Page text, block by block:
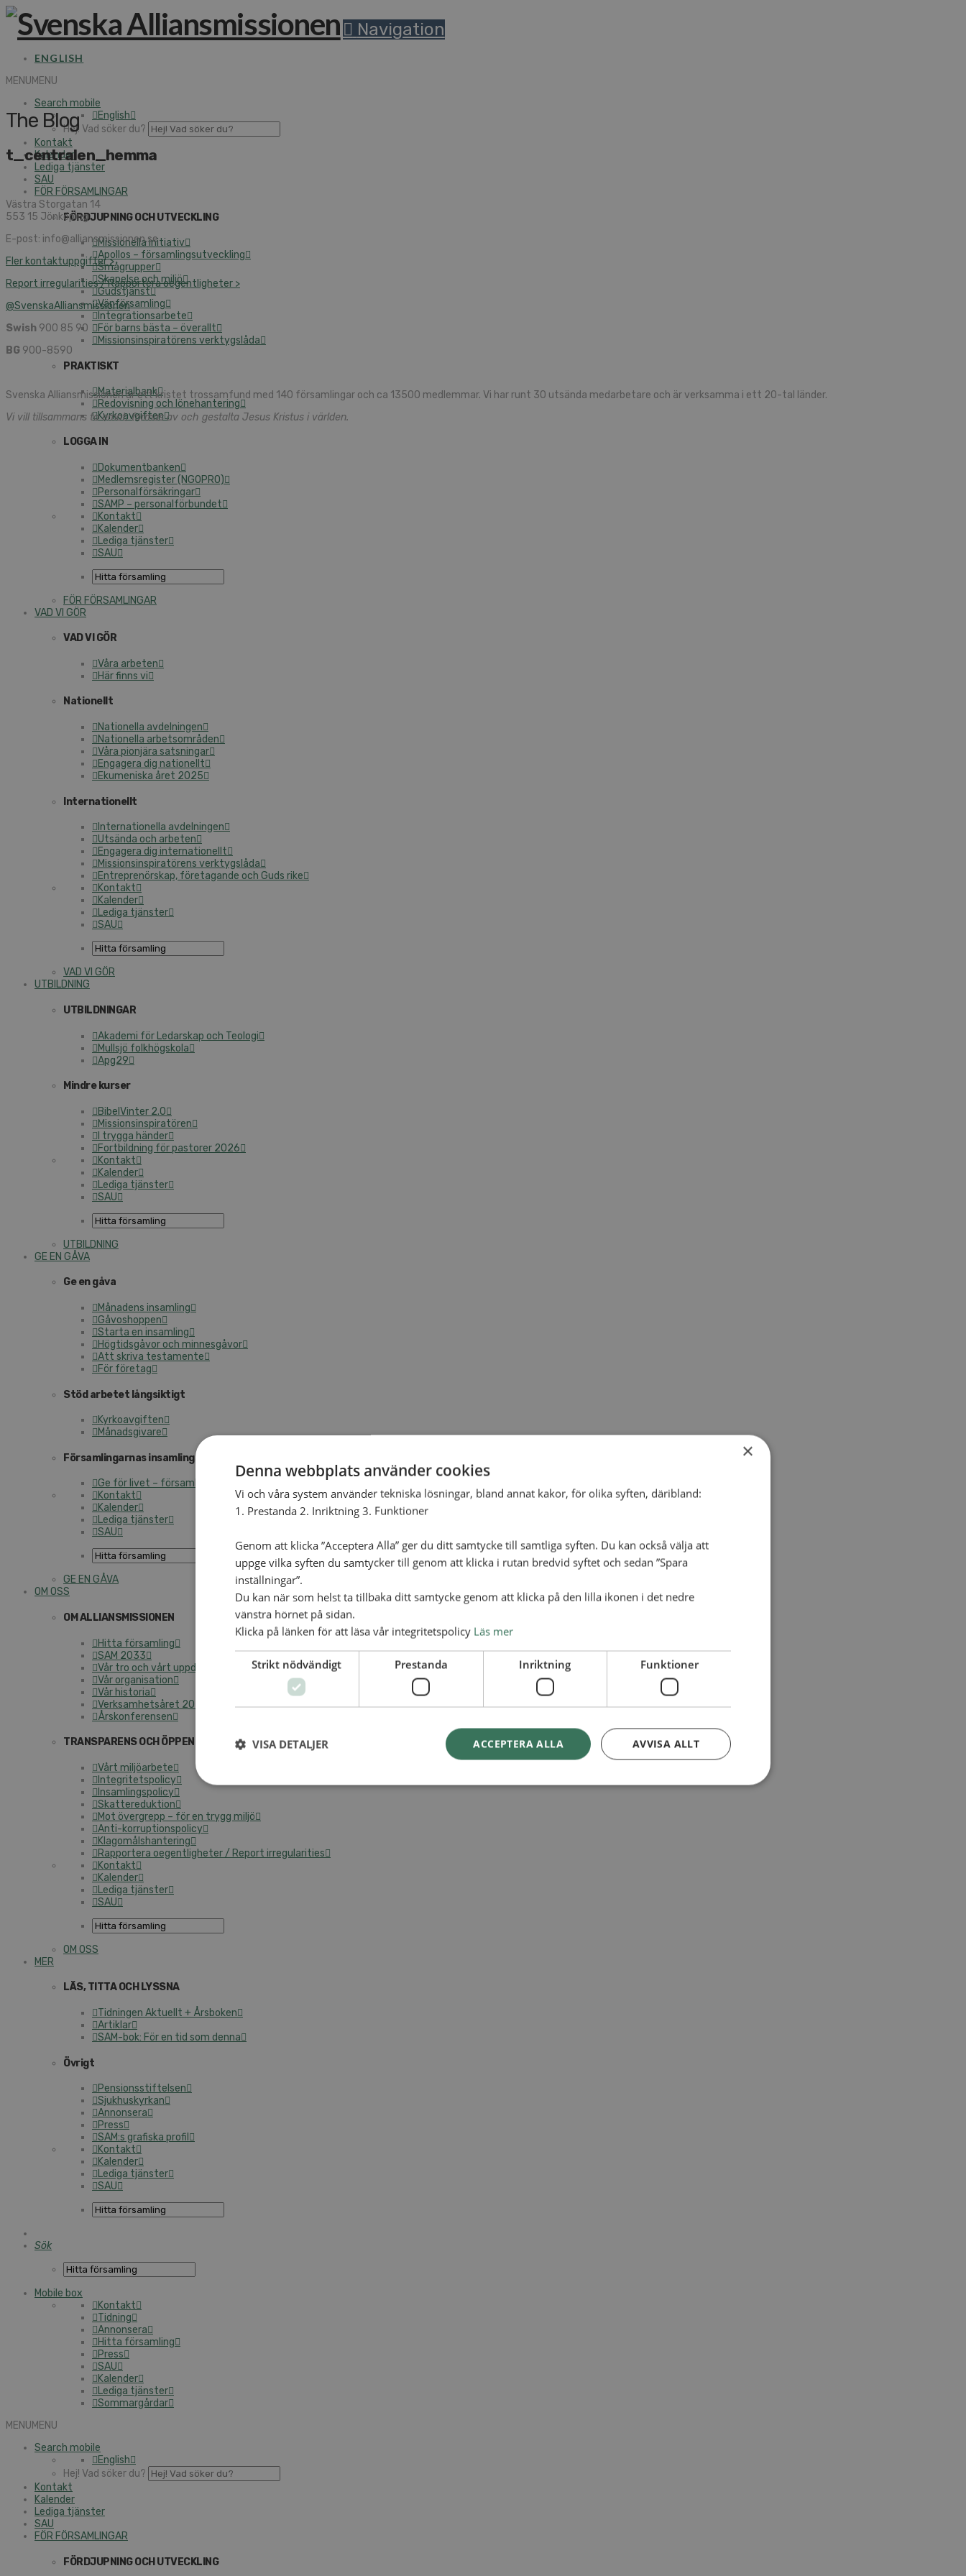
Navigation
ENGLISH
MENUMENU
Search mobile
English
Hej! Vad söker du?
Kontakt
Kalender
Lediga tjänster
SAU
FÖR FÖRSAMLINGAR
FÖRDJUPNING OCH UTVECKLING
Missionella initiativ
Apollos – församlingsutveckling
Smågrupper
Skapelse och miljö
Gudstjänst
Vänförsamling
Integrationsarbete
För barns bästa – överallt
Missionsinspiratörens verktygslåda
PRAKTISKT
Materialbank
Redovisning och lönehantering
Kyrkoavgiften
LOGGA IN
Dokumentbanken
Medlemsregister (NGOPRO)
Personalförsäkringar
SAMP – personalförbundet
Kontakt
Kalender
Lediga tjänster
SAU
FÖR FÖRSAMLINGAR
VAD VI GÖR
VAD VI GÖR
Våra arbeten
Här finns vi
Nationellt
Nationella avdelningen
Nationella arbetsområden
Våra pionjära satsningar
Engagera dig nationellt
Ekumeniska året 2025
Internationellt
Internationella avdelningen
Utsända och arbeten
Engagera dig internationellt
Missionsinspiratörens verktygslåda
Entreprenörskap, företagande och Guds rike
Kontakt
Kalender
Lediga tjänster
SAU
VAD VI GÖR
UTBILDNING
UTBILDNINGAR
Akademi för Ledarskap och Teologi
Mullsjö folkhögskola
Apg29
Mindre kurser
BibelVinter 2.0
Missionsinspiratören
I trygga händer
Fortbildning för pastorer 2026
Kontakt
Kalender
Lediga tjänster
SAU
UTBILDNING
GE EN GÅVA
Ge en gåva
Månadens insamling
Gåvoshoppen
Starta en insamling
Högtidsgåvor och minnesgåvor
Att skriva testamente
För företag
Stöd arbetet långsiktigt
Kyrkoavgiften
Månadsgivare
Församlingarnas insamlingsarbete
Ge för livet – församlingens insamling
Kontakt
Kalender
Lediga tjänster
SAU
GE EN GÅVA
OM OSS
OM ALLIANSMISSIONEN
Hitta församling
SAM 2033
Vår tro och vårt uppdrag
Vår organisation
Vår historia
Verksamhetsåret 2025
Årskonferensen
TRANSPARENS OCH ÖPPENHET
Vårt miljöarbete
Integritetspolicy
Insamlingspolicy
Skattereduktion
Mot övergrepp – för en trygg miljö
Anti-korruptionspolicy
Klagomålshantering
Rapportera oegentligheter / Report irregularities
Kontakt
Kalender
Lediga tjänster
SAU
OM OSS
MER
LÄS, TITTA OCH LYSSNA
Tidningen Aktuellt + Årsboken
Artiklar
SAM-bok: För en tid som denna
Övrigt
Pensionsstiftelsen
Sjukhuskyrkan
Annonsera
Press
SAM:s grafiska profil
Kontakt
Kalender
Lediga tjänster
SAU
Sök
Mobile box
Kontakt
Tidning
Annonsera
Hitta församling
Press
SAU
Kalender
Lediga tjänster
Sommargårdar
MENUMENU
Search mobile
English
Hej! Vad söker du?
Kontakt
Kalender
Lediga tjänster
SAU
FÖR FÖRSAMLINGAR
FÖRDJUPNING OCH UTVECKLING
The Blog
t_centralen_hemma
Västra Storgatan 14
553 15 Jönköping
E-post: info@alliansmissionen.se
Fler kontaktuppgifter >
Report irregularities / Rapportera oegentligheter >
@SvenskaAlliansmissionen
Swish 900 85 90
BG 900-8590
Svenska Alliansmissionen är ett kristet trossamfund med 140 församlingar och ca 13500 medlemmar. Vi har runt 30 utsända medarbetare och är verksamma i ett 20-tal länder.
Vi vill tillsammans ta emot, formas av och gestalta Jesus Kristus i världen.
×
Denna webbplats använder cookies
Vi och våra system använder tekniska lösningar, bland annat kakor, för olika syften, däribland:
1. Prestanda 2. Inriktning 3. Funktioner
Genom att klicka ”Acceptera Alla” ger du ditt samtycke till samtliga syften. Du kan också välja att
uppge vilka syften du samtycker till genom att klicka i rutan bredvid syftet och sedan ”Spara
inställningar”.
Du kan när som helst ta tillbaka ditt samtycke genom att klicka på den lilla ikonen i det nedre
vänstra hörnet på sidan.
Klicka på länken för att läsa vår integritetspolicy Läs mer
Strikt nödvändigt Prestanda Inriktning Funktioner
ACCEPTERA ALLA AVVISA ALLT
VISA DETALJER